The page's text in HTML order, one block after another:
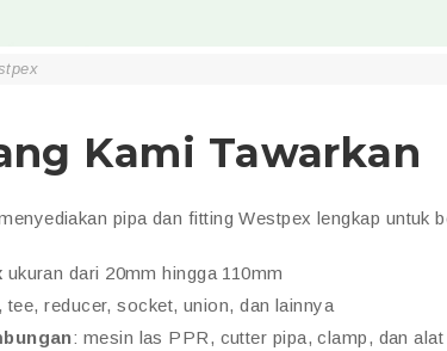
Kami Tawarkan
pipa dan fitting Westpex lengkap untuk
ukuran dari 20mm hingga 110mm
tee, reducer, socket, union, dan lainnya
: mesin las PPR, cutter pipa, clamp, dan